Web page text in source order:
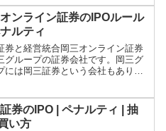
クビルディング(需要申告)資金チェ
り資...
ンライン証券のIPOルール
ルティ
券と経営統合岡三オンライン証券
グループの証券会社です。岡三グ
には岡三証券という会社もあり紛
券はその名の通りネット(オンライ
、岡三証券は対...
券のIPO | ペナルティ | 抽
い方